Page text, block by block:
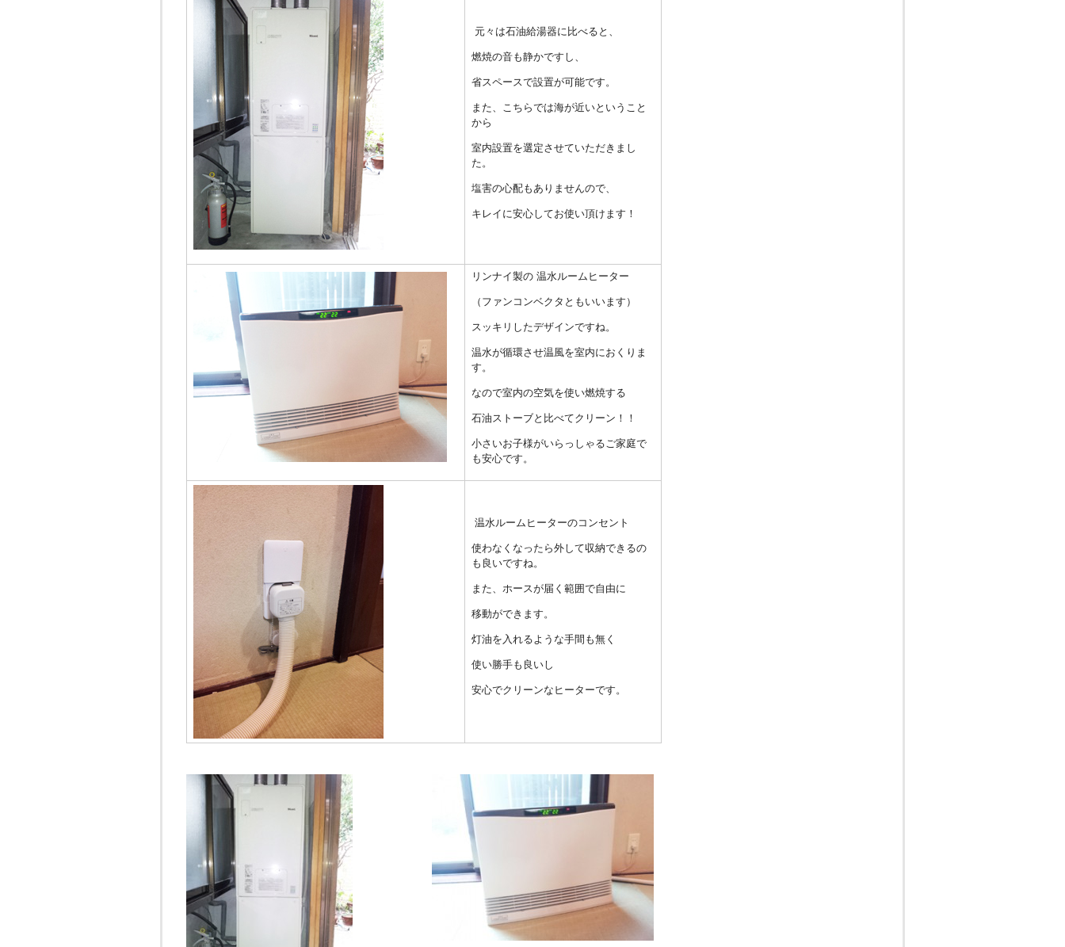
元々は石油給湯器に比べると、
燃焼の音も静かですし、
省スペースで設置が可能です。
また、こちらでは海が近いということ
から
室内設置を選定させていただきまし
た。
塩害の心配もありませんので、
キレイに安心してお使い頂けます！
リンナイ製の 温水ルームヒーター
（ファンコンベクタともいいます）
スッキリしたデザインですね。
温水が循環させ温風を室内におくりま
す。
なので室内の空気を使い燃焼する
石油ストーブと比べてクリーン！！
小さいお子様がいらっしゃるご家庭で
も安心です。
温水ルームヒーターのコンセント
使わなくなったら外して収納できるの
も良いですね。
また、ホースが届く範囲で自由に
移動ができます。
灯油を入れるような手間も無く
使い勝手も良いし
安心でクリーンなヒーターです。